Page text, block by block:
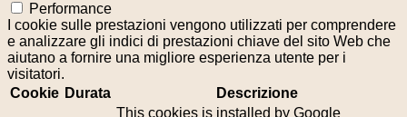
Performance
I cookie sulle prestazioni vengono utilizzati per comprendere
e analizzare gli indici di prestazioni chiave del sito Web che
aiutano a fornire una migliore esperienza utente per i
visitatori.
Cookie Durata Descrizione
This cookies is installed by Google